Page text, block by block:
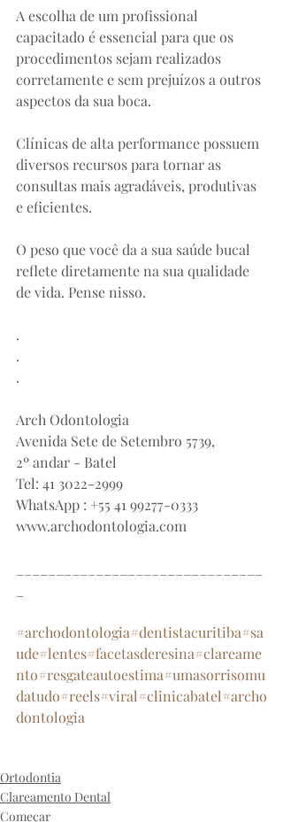
A escolha de um profissional
capacitado é essencial para que os
procedimentos sejam realizados
corretamente e sem prejuízos a outros
aspectos da sua boca.
Clínicas de alta performance possuem
diversos recursos para tornar as
consultas mais agradáveis, produtivas
e eficientes.
O peso que você da a sua saúde bucal
reflete diretamente na sua qualidade
de vida. Pense nisso.
.
.
.
Arch Odontologia
Avenida Sete de Setembro 5739,
2º andar - Batel
Tel: 41 3022-2999
WhatsApp : +55 41 99277-0333
www.archodontologia.com
#archodontologia#dentistacuritiba#sa
ude#lentes#facetasderesina#clareame
nto#resgateautoestima#umasorrisomu
datudo#reels#viral#clinicabatel#archo
dontologia
Ortodontia
Clareamento Dental
Começar